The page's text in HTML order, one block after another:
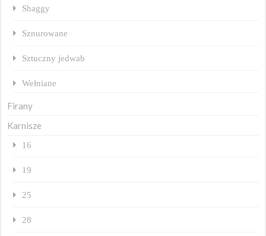
Shaggy
Sznurowane
Sztuczny jedwab
Wełniane
Firany
Karnisze
16
19
25
28